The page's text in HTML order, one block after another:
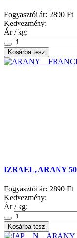
Fogyasztói ár: 2890 Ft
Kedvezmény:
Ár / kg:
IZRAEL, ARANY
Fogyasztói ár: 2890 Ft
Kedvezmény:
Ár / kg: